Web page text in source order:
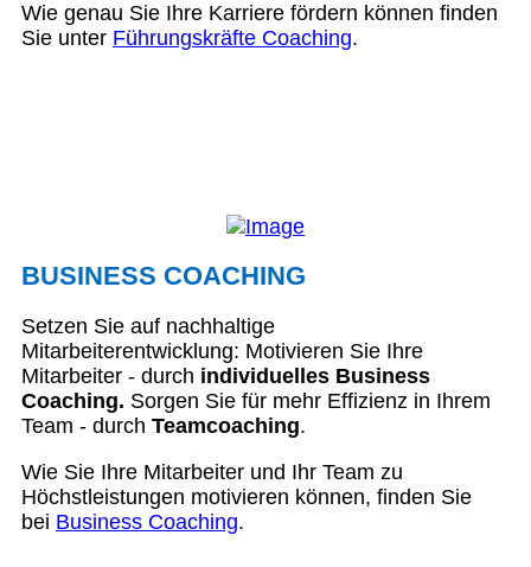
Wie genau Sie Ihre Karriere fördern können finden
Sie unter Führungskräfte Coaching.
BUSINESS COACHING
Setzen Sie auf nachhaltige
Mitarbeiterentwicklung: Motivieren Sie Ihre
Mitarbeiter - durch individuelles Business
Coaching. Sorgen Sie für mehr Effizienz in Ihrem
Team - durch Teamcoaching.
Wie Sie Ihre Mitarbeiter und Ihr Team zu
Höchstleistungen motivieren können, finden Sie
bei Business Coaching.